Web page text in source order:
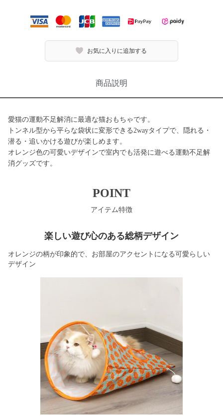
お気に入りに追加する
商品説明
愛猫の運動不足解消に最適な猫おもちゃです。
トンネル型から平らな袋状に変形できる2wayタイプで、隠れる・
潜る・追いかける遊びが楽しめます。
オレンジ色の可愛いデザインで室内でも活発に遊べる運動不足解
消グッズです。
POINT
アイテム特徴
楽しい遊び心のある総柄デザイン
オレンジの柄が印象的で、お部屋のアクセントになる可愛らしい
デザイン